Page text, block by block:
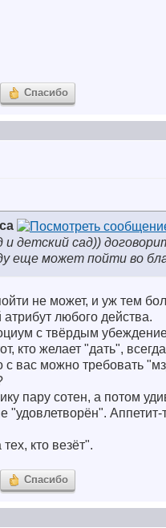
Спасибо
и детский сад))
еще может пойти во
не может, и уж тем
атрибут любого действа.
с твёрдым
кто желает "дать",
вас можно требовать
пару сотен, а потом
"удовлетворён".
кто везёт".
Спасибо